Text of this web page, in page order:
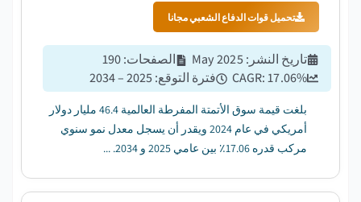
تحميل قوات الدفاع الشعبي مجانا
تاريخ النشر :
May 2025 الصفحات:
190
CAGR:17.06% فترة التوقع:
2025 – 2034
بلغت قيمة سوق الأتمتة المفرطة العالمية 46.4 مليار دولار
أمريكي في عام 2024 ويقدر أن يسجل معدل نمو سنوي
مركب قدره 17.06٪ بين عامي 2025 و 2034. ...